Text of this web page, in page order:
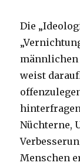
Die
männlichen
weist
Nüchterne,
Menschen